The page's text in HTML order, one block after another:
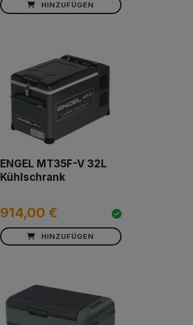
HINZUFÜGEN
ENGEL MT35F-V 32L
Kühlschrank
914,00 €
HINZUFÜGEN